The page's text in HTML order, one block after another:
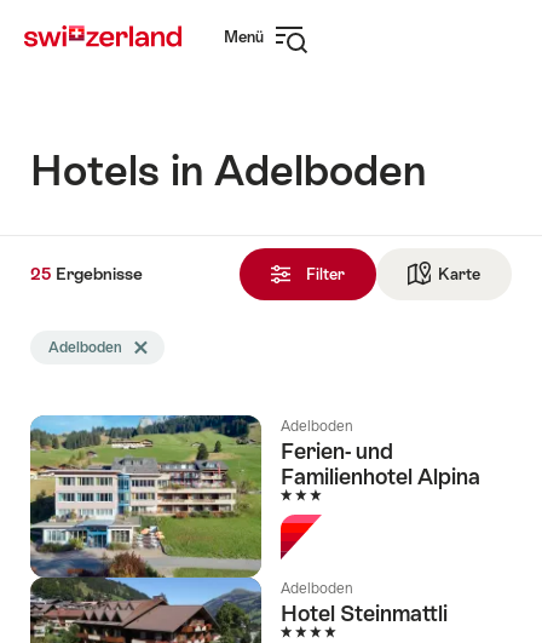
Menü
Hotels in Adelboden
Ergebnisse
Filter Karte
25 Ergebnisse
Suche
folgenden
Tags
gefiltert
Adelboden Tag Adelboden löschen
Adelboden
Ferien- und
Familienhotel Alpina
3 Sterne
Adelboden
Hotel Steinmattli
4 Sterne